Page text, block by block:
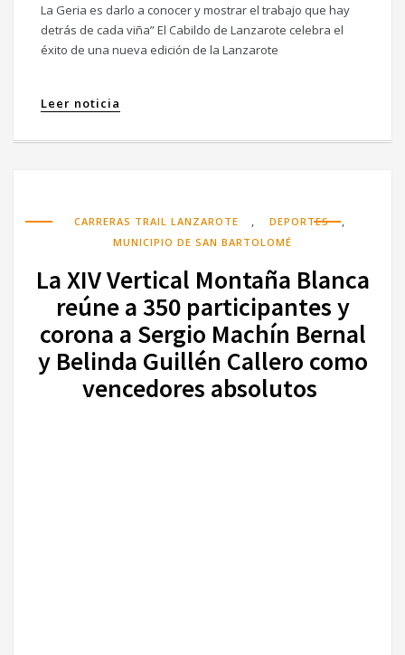
La Geria es darlo a conocer y mostrar el trabajo que hay
detrás de cada viña” El Cabildo de Lanzarote celebra el
éxito de una nueva edición de la Lanzarote
Leer noticia
CARRERAS TRAIL LANZAROTE , DEPORTES ,
MUNICIPIO DE SAN BARTOLOMÉ
La XIV Vertical Montaña Blanca
reúne a 350 participantes y
corona a Sergio Machín Bernal
y Belinda Guillén Callero como
vencedores absolutos